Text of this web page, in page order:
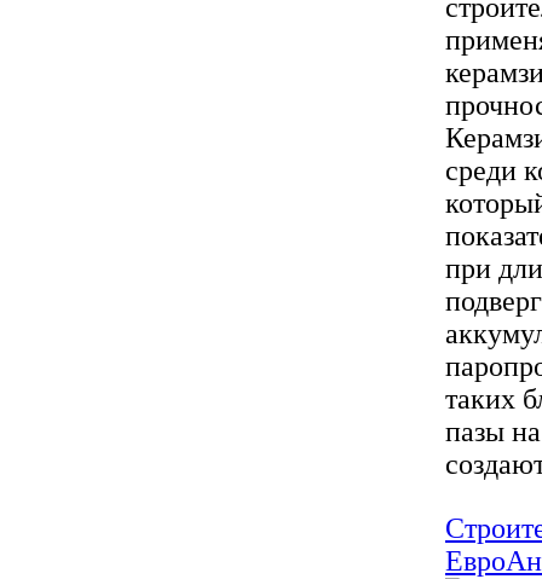
среди
при
таких
пазы